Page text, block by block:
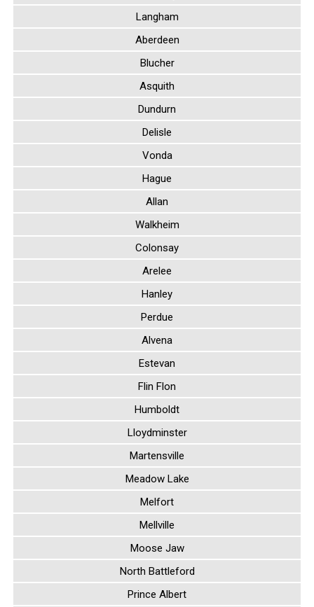
Langham
Aberdeen
Blucher
Asquith
Dundurn
Delisle
Vonda
Hague
Allan
Walkheim
Colonsay
Arelee
Hanley
Perdue
Alvena
Estevan
Flin Flon
Humboldt
Lloydminster
Martensville
Meadow Lake
Melfort
Mellville
Moose Jaw
North Battleford
Prince Albert